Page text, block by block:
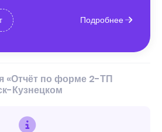
Подробнее
«Отчёт по форме 2-ТП
Кузнецком